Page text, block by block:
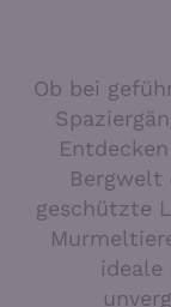
Ob bei
geschützte
ideale